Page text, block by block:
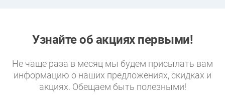
Узнайте об акциях первыми!
Не чаще раза в месяц мы будем присылать вам
информацию о наших предложениях, скидках и
акциях. Обещаем быть полезными!